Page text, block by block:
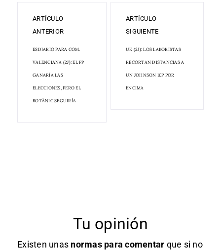
ARTÍCULO
ANTERIOR
ESDIARIO PARA COM.
VALENCIANA (2J): EL PP
GANARÍA LAS
ELECCIONES, PERO EL
BOTÀNIC SEGUIRÍA
ARTÍCULO
SIGUIENTE
UK (2J): LOS LABORISTAS
RECORTAN DISTANCIAS A
UN JOHNSON 10P POR
ENCIMA
Tu opinión
Existen unas normas para comentar que si no